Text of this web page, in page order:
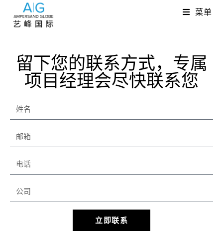
菜单
留下您的联系方式，专属
项目经理会尽快联系您
立即联系